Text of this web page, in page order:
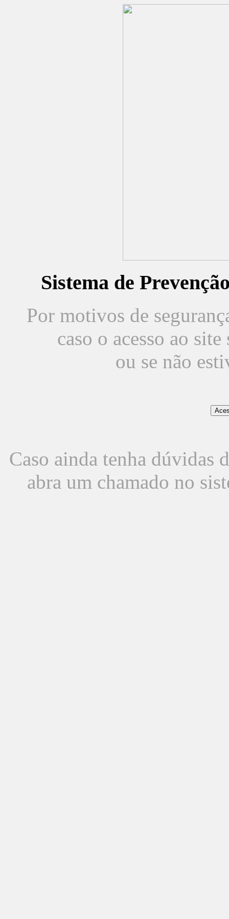
Sistema de
Por motivos de
caso o acesso ao
ou se não
Caso ainda tenha dúvidas
abra um chamado no